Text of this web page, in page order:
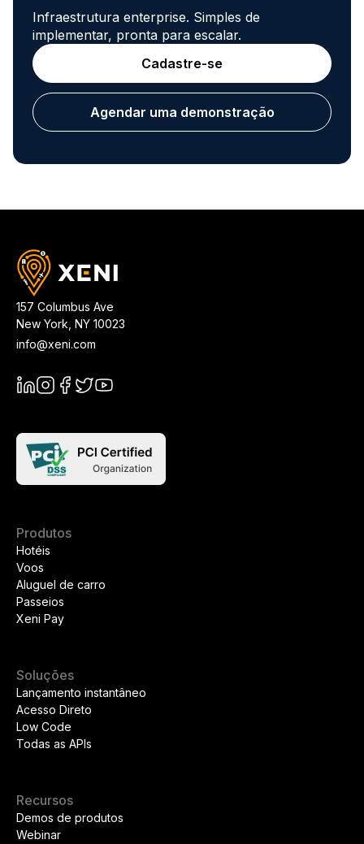
Infraestrutura enterprise. Simples de
implementar, pronta para escalar.
Cadastre-se
Agendar uma demonstração
157 Columbus Ave
New York NY 10023
info@xeni.com
Produtos
Hotéis
Voos
Aluguel de carro
Passeios
Xeni Pay
Soluções
Lançamento instantâneo
Acesso Direto
Low Code
Todas as APIs
Recursos
Demos de produtos
Webinar